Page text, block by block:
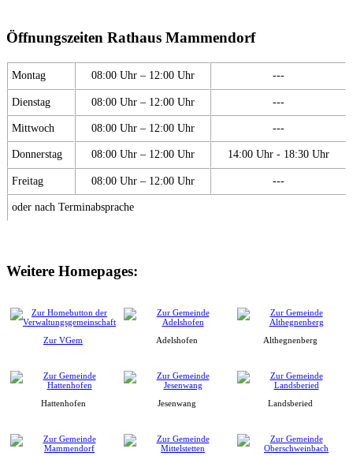
Öffnungszeiten Rathaus Mammendorf
Montag 08:00 Uhr – 12:00 Uhr ---
Dienstag 08:00 Uhr – 12:00 Uhr ---
Mittwoch 08:00 Uhr – 12:00 Uhr ---
Donnerstag 08:00 Uhr – 12:00 Uhr 14:00 Uhr - 18:30 Uhr
Freitag 08:00 Uhr – 12:00 Uhr ---
oder nach Terminabsprache
Weitere Homepages:
Zur VGem Adelshofen Althegnenberg
Hattenhofen Jesenwang Landsberied